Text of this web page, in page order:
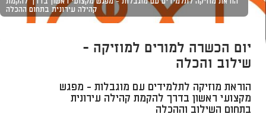
קהילה עירונית בתחום ההכלה
יום הכשרה למורים למוזיקה -
שילוב והכלה
הוראת מוזיקה לתלמידים עם מוגבלות - מפגש
מקצועי ראשון בדרך להקמת קהילה עירונית
בתחום השילוב וההכלה